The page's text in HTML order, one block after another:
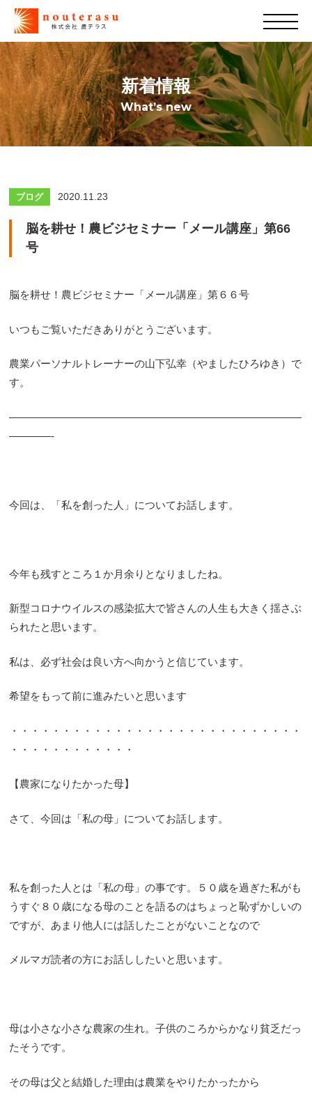
新着情報
What’s new
ブログ 2020.11.23
脳を耕せ！農ビジセミナー「メール講座」第66
号
脳を耕せ！農ビジセミナー「メール講座」第６６号
いつもご覧いただきありがとうございます。
農業パーソナルトレーナーの山下弘幸（やましたひろゆき）で
す。
————————————————————————————
————-
今回は、「私を創った人」についてお話します。
今年も残すところ１か月余りとなりましたね。
新型コロナウイルスの感染拡大で皆さんの人生も大きく揺さぶ
られたと思います。
私は、必ず社会は良い方へ向かうと信じています。
希望をもって前に進みたいと思います
・・・・・・・・・・・・・・・・・・・・・・・・・・・・
・・・・・・・・・・・・
【農家になりたかった母】
さて、今回は「私の母」についてお話します。
私を創った人とは「私の母」の事です。５０歳を過ぎた私がも
うすぐ８０歳になる母のことを語るのはちょっと恥ずかしいの
ですが、あまり他人には話したことがないことなので
メルマガ読者の方にお話ししたいと思います。
母は小さな小さな農家の生れ。子供のころからかなり貧乏だっ
たそうです。
その母は父と結婚した理由は農業をやりたかったから